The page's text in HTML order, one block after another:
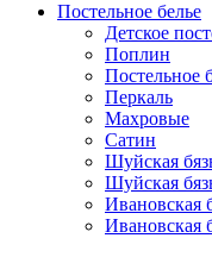
Постельное белье
Детское
Поплин
Постельное
Перкаль
Махровые
Сатин
Шуйская
Шуйская
Ивановская
Ивановская